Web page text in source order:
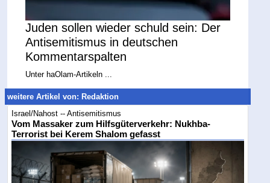
Juden sollen wieder schuld sein: Der
Antisemitismus in deutschen
Kommentarspalten
Unter haOlam-Artikeln ...
weitere Artikel von: Redaktion
Israel/Nahost -- Antisemitismus
Vom Massaker zum Hilfsgüterverkehr: Nukhba-
Terrorist bei Kerem Shalom gefasst